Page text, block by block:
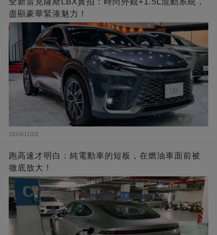
盡顯豪華緊湊魅力！
2024/11/18
跑高速才明白：純電動車的短板，在燃油車面前被
徹底放大！